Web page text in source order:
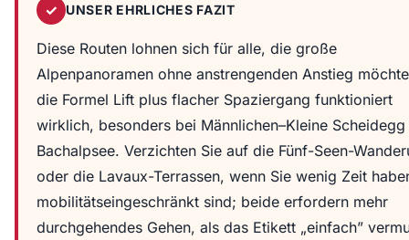
✓ UNSER EHRLICHES FAZIT
Diese Routen lohnen sich für alle, die große
Alpenpanoramen ohne anstrengenden Anstieg
die Formel Lift plus flacher Spaziergang funktioniert
wirklich, besonders bei Männlichen–Kleine Scheidegg
Bachalpsee. Verzichten Sie auf die Fünf-Seen-
oder die Lavaux-Terrassen, wenn Sie wenig Zeit
mobilitätseingeschränkt sind; beide erfordern mehr
durchgehendes Gehen, als das Etikett „einfach”